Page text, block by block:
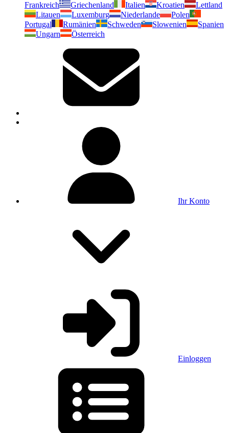
Frankreich
Griechenland Italien Kroatien
Lettland
Litauen
Luxemburg Niederlande
Polen
Portugal
Rumänien Schweden Slowenien
Spanien
Ungarn
Österreich
Ihr Konto
Einloggen